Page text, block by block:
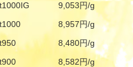
9,053円/g
8,957円/g
8,480円/g
8,582円/g